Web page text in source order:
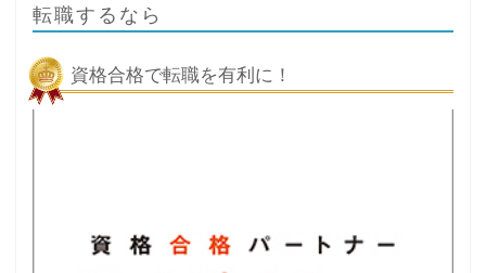
転職するなら
資格合格で転職を有利に！
学び